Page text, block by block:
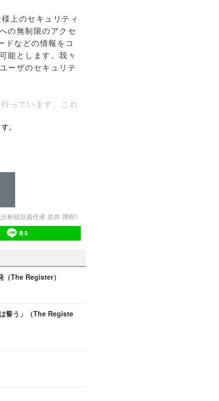
上のセキュリティ
の無制限のアクセ
などの情報をコ
能とします。我々
ーザのセキュリテ
っています。これ
。
析統括責任者 岩井 博樹》
送る
（The Register）
誓う」（The Registe